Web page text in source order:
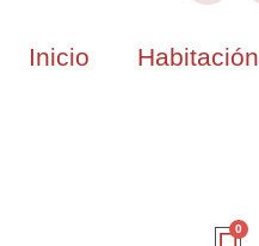
Inicio Habitación